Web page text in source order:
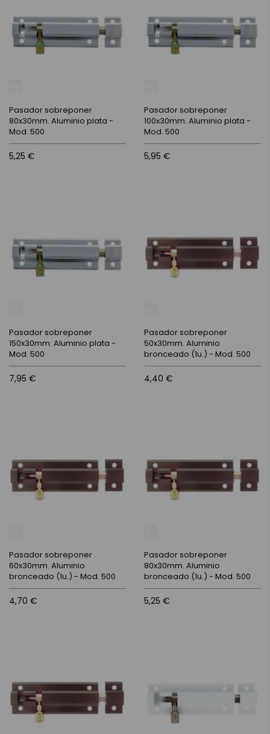
Pasador sobreponer
80x30mm. Aluminio plata -
Mod. 500
5,25 €
Pasador sobreponer
100x30mm. Aluminio plata -
Mod. 500
5,95 €
Pasador sobreponer
150x30mm. Aluminio plata -
Mod. 500
7,95 €
Pasador sobreponer
50x30mm. Aluminio
bronceado (1u.) - Mod. 500
4,40 €
Pasador sobreponer
60x30mm. Aluminio
bronceado (1u.) - Mod. 500
4,70 €
Pasador sobreponer
80x30mm. Aluminio
bronceado (1u.) - Mod. 500
5,25 €